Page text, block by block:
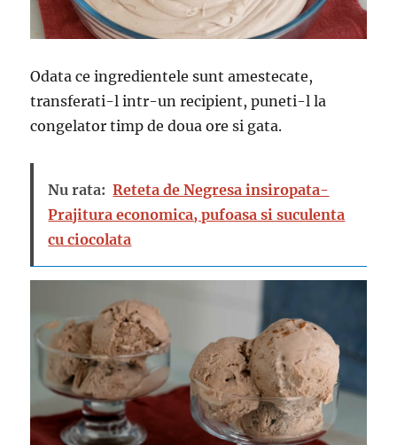
Odata ce ingredientele sunt amestecate,
transferati-l intr-un recipient, puneti-l la
congelator timp de doua ore si gata.
Nu rata: Reteta de Negresa insiropata-
Prajitura economica, pufoasa si suculenta
cu ciocolata